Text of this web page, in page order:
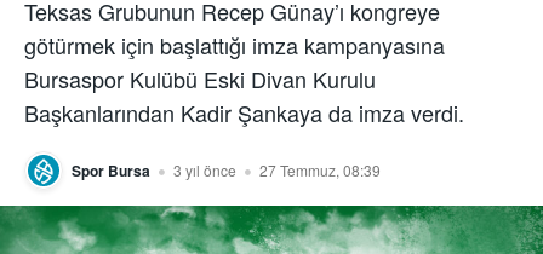
Teksas Grubunun Recep Günay’ı kongreye
götürmek için başlattığı imza kampanyasına
Bursaspor Kulübü Eski Divan Kurulu
Başkanlarından Kadir Şankaya da imza verdi.
Spor Bursa 3 yıl önce 27 Temmuz, 08:39